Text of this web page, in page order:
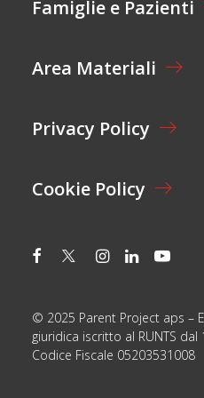
I
O
*
Famiglie e Pazienti
Area Materiali
Privacy Policy
Cookie Policy
© 2025 Parent Project aps –
giuridica iscritto al RUNTS
Codice Fiscale 05203531008